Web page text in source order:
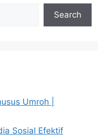
Search
Umroh |
Sosial Efektif